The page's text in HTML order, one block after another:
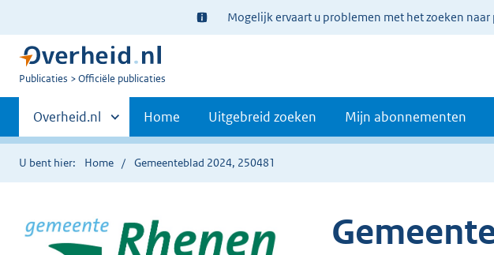
Ter
informatie:
Mogelijk ervaart u problemen met het zoeken
U
Publicaties Officiële publicaties
Primaire
navigatie
Andere
sites
binnen
Overheid.nl Home Uitgebreid zoeken Mijn abonnementen
U bent hier: Home Gemeenteblad 2024, 250481